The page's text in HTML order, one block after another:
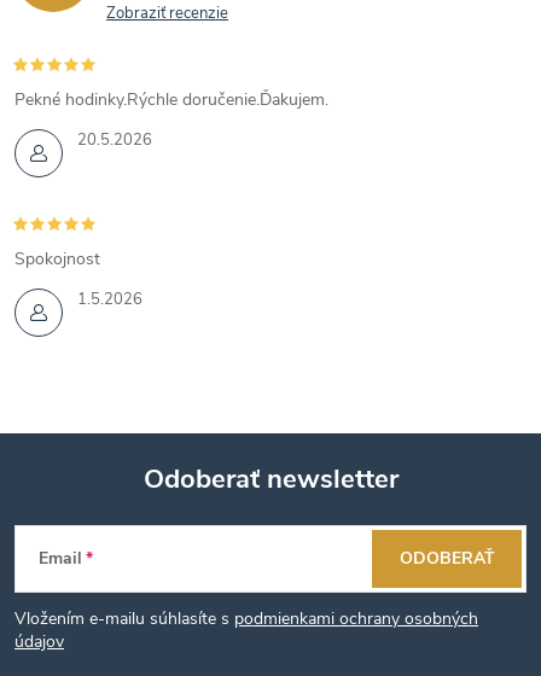
Zobraziť recenzie
20.5.2026
Pekné hodinky.Rýchle doručenie.Ďakujem.
1.5.2026
Spokojnost
Z
á
p
Odoberať newsletter
Email
Vložením e-mailu súhlasíte s podmienkami ochrany osobných
údajov
ODOBERAŤ